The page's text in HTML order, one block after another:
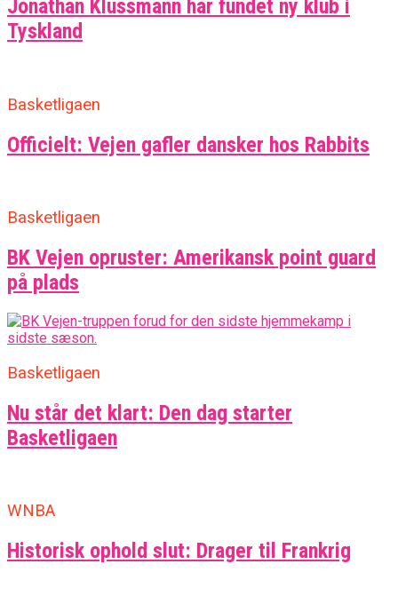
Jonathan Klussmann har fundet ny klub i
Tyskland
Basketligaen
Officielt: Vejen gafler dansker hos Rabbits
Basketligaen
BK Vejen opruster: Amerikansk point guard
på plads
Basketligaen
Nu står det klart: Den dag starter
Basketligaen
WNBA
Historisk ophold slut: Drager til Frankrig